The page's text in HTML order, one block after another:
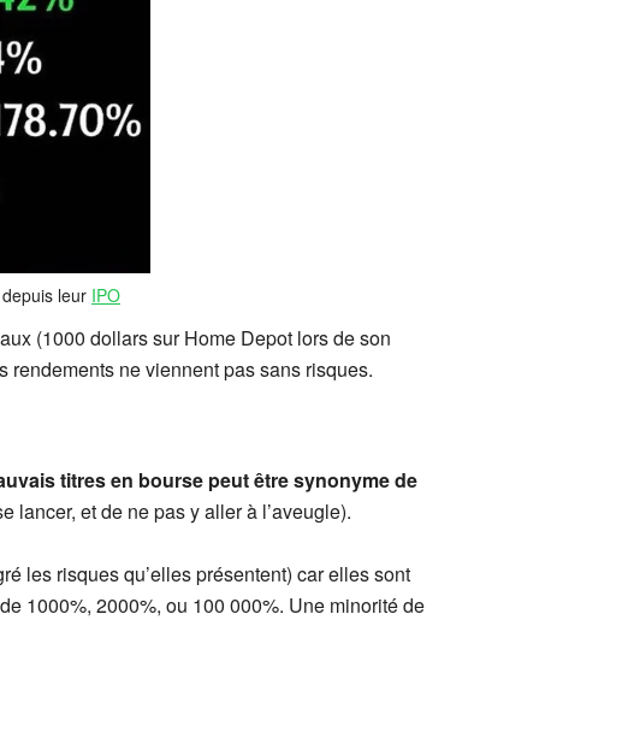
leur IPO
(1000 dollars sur Home Depot lors de son
rendements ne viennent pas sans risques.
titres en bourse peut être synonyme de
lancer, et de ne pas y aller à l’aveugle).
les risques qu’elles présentent) car elles sont
1000%, 2000%, ou 100 000%. Une minorité de